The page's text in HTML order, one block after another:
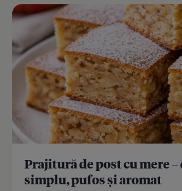
Prajitură de post cu mere
simplu, pufos și aromat